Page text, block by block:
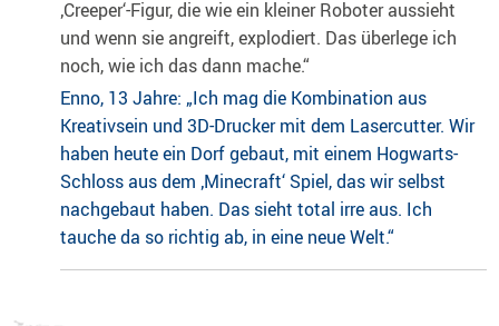
‚Creeper‘-Figur, die wie ein kleiner Roboter aussieht
und wenn sie angreift, explodiert. Das überlege ich
noch, wie ich das dann mache.“
Enno, 13 Jahre: „Ich mag die Kombination aus
Kreativsein und 3D-Drucker mit dem Lasercutter. Wir
haben heute ein Dorf gebaut, mit einem Hogwarts-
Schloss aus dem ‚Minecraft‘ Spiel, das wir selbst
nachgebaut haben. Das sieht total irre aus. Ich
tauche da so richtig ab, in eine neue Welt.“